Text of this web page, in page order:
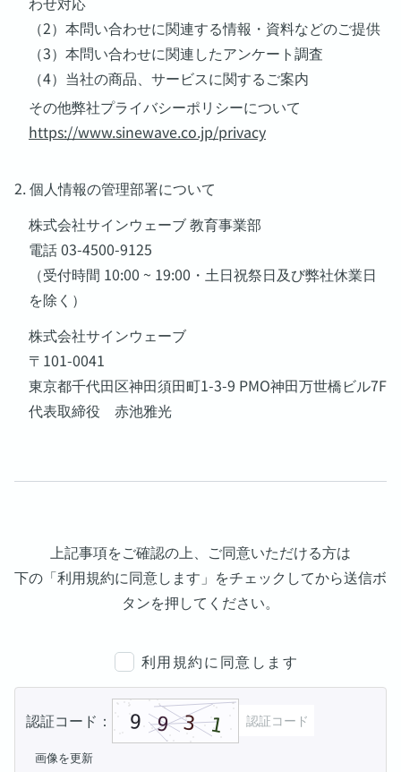
（2）本問い合わせに関連する情報・資料などのご提供
（3）本問い合わせに関連したアンケート調査
（4）当社の商品、サービスに関するご案内
その他弊社プライバシーポリシーについて
https://www.sinewave.co.jp/privacy
2. 個人情報の管理部署について
株式会社サインウェーブ 教育事業部
電話 03-4500-9125
（受付時間 10:00 ~ 19:00・土日祝祭日及び弊社休業日
を除く）
株式会社サインウェーブ
〒101-0041
東京都千代田区神田須田町1-3-9 PMO神田万世橋ビル7F
代表取締役 赤池雅光
上記事項をご確認の上、ご同意いただける方は
下の「利用規約に同意します」をチェックしてから送信ボ
タンを押してください。
利用規約に同意します
認証コード：
画像を更新